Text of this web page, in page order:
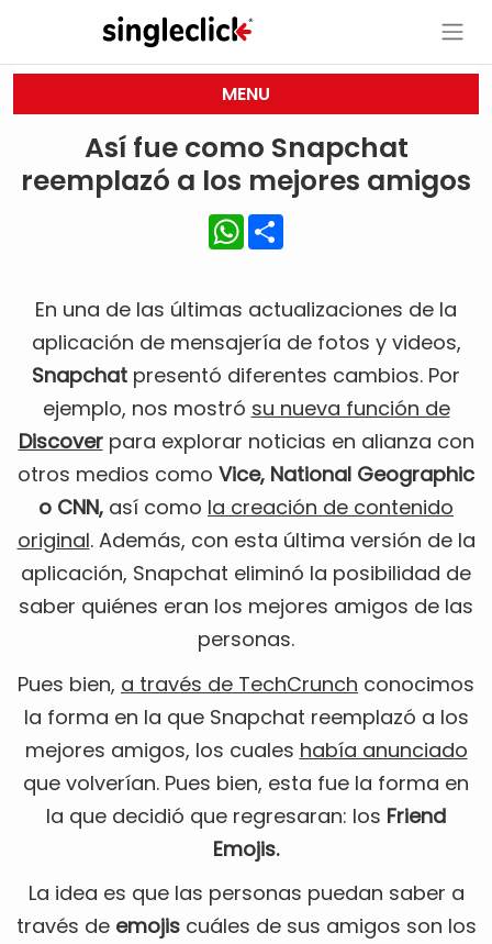
MENU
Así fue como Snapchat
reemplazó a los mejores amigos
WhatsApp
En una de las últimas actualizaciones de la
aplicación de mensajería de fotos y videos,
Snapchat presentó diferentes cambios. Por
ejemplo, nos mostró su nueva función de
Discoverpara explorar noticias en alianza con
otros medios como Vice, National Geographic
o CNN, así como la creación de contenido
original. Además, con esta última versión de la
aplicación, Snapchat eliminó la posibilidad de
saber quiénes eran los mejores amigos de las
personas.
Pues bien, a través de TechCrunch conocimos
la forma en la que Snapchat reemplazó a los
mejores amigos, los cuales había anunciado
que volverían. Pues bien, esta fue la forma en
la que decidió que regresaran: los Friend
Emojis.
La idea es que las personas puedan saber a
través de emojis cuáles de sus amigos son los